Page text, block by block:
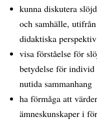
kunna diskutera
och samhälle,
didaktiska perspektiv
visa förståelse för
betydelse för
nutida sammanhang
ha förmåga att
ämneskunskaper i